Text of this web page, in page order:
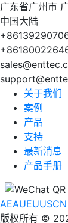
广东省广州市
中国大陆
关于我们
案例
产品
支持
最新消息
产品手册
AEAUEUUSCN
版权所有 ©